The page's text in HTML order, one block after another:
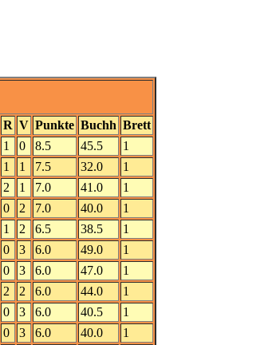
R V Punkte Buchh Brett
1 0 8.5 45.5
1
1 1 7.5 32.0
1
2 1 7.0 41.0
1
0 2 7.0 40.0
1
1 2 6.5 38.5
1
0 3 6.0 49.0
1
0 3 6.0 47.0
1
2 2 6.0 44.0
1
0 3 6.0 40.5
1
0 3 6.0 40.0
1